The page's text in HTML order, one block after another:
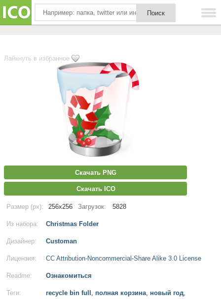
Лайкнуть в избранное
Скачать PNG
Скачать ICO
Размер (px): 256x256 Загрузок: 5828
Из набора: Christmas Folder
Дизайнер: Customan
Лицензия: CC Attribution-Noncommercial-Share Alike 3.0 License
Readme: Ознакомиться
Теги: recycle bin full , полная корзина, новый год,